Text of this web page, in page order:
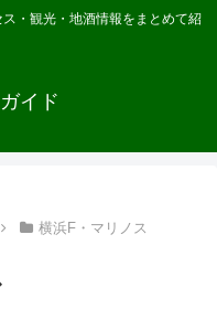
・観光・地酒情報をまとめて紹
イド
横浜F・マリノス